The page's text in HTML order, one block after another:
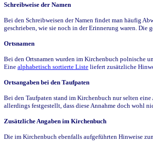
Schreibweise der Namen
Bei den Schreibweisen der Namen findet man häufig
geschrieben, wie sie noch in der Erinnerung waren. Die
Ortsnamen
Bei den Ortsnamen wurden im Kirchenbuch polnische
Eine alphabetisch sortierte Liste liefert zusätzliche
Ortsangaben bei den Taufpaten
Bei den Taufpaten stand im Kirchenbuch nur selten
allerdings festgestellt, dass diese Annahme doch wohl
Zusätzliche Angaben im Kirchenbuch
Die im Kirchenbuch ebenfalls aufgeführten Hinweise